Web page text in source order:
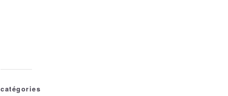
catégories